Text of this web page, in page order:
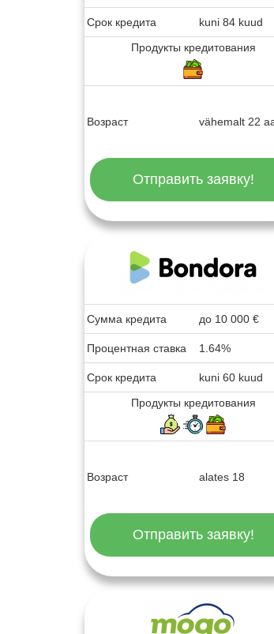
Срок кредита
kuni 84 kuud
Продукты кредитования
Возраст vähemalt 22
Отправить заявку!
Сумма кредита до 10 000 €
Процентная ставка 1.64%
Срок кредита
kuni 60 kuud
Продукты кредитования
Возраст alates 18
Отправить заявку!